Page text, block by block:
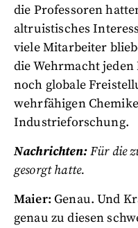
die Professoren
altruistisches
viele Mitarbeiter
die Wehrmacht
noch globale
wehrfähigen
Industrieforschung.
Nachrichten:Für die
gesorgt hatte.
Maier: Genau. Und
genau zu diesen